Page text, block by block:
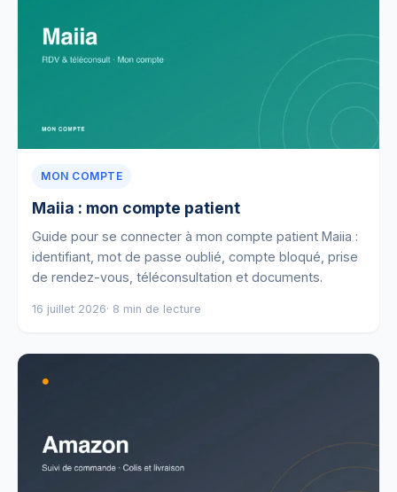
MON COMPTE
Maiia : mon compte patient
Guide pour se connecter à mon compte patient Maiia :
identifiant, mot de passe oublié, compte bloqué, prise
de rendez-vous, téléconsultation et documents.
16 juillet 2026· 8 min de lecture